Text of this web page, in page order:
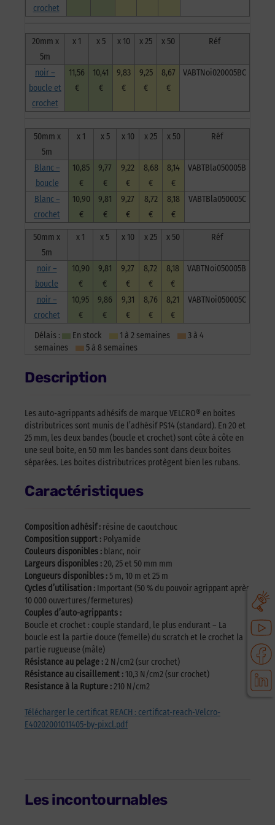
crochet
20mm x
5m
x 1 x 5 x 10 x 25 x 50 Réf
noir –
boucle et
crochet
11,56
€
10,41
€
9,83
€
9,25
€
8,67
€
VABTNoi020005BC
50mm x
5m
x 1 x 5 x 10 x 25 x 50 Réf
Blanc –
boucle
10,85
€
9,77
€
9,22
€
8,68
€
8,14
€
VABTBla050005B
Blanc –
crochet
10,90
€
9,81
€
9,27
€
8,72
€
8,18
€
VABTBla050005C
50mm x
5m
x 1 x 5 x 10 x 25 x 50 Réf
noir –
boucle
10,90
€
9,81
€
9,27
€
8,72
€
8,18
€
VABTNoi050005B
noir –
crochet
10,95
€
9,86
€
9,31
€
8,76
€
8,21
€
VABTNoi050005C
Délais : En stock 1 à 2 semaines
3 à 4
semaines
5 à 8 semaines
Description
Les auto-agrippants adhésifs de marque VELCRO® en boites
distributrices sont munis de l’adhésif PS14 (standard). En 20 et
25 mm, les deux bandes (boucle et crochet) sont côte à côte en
une seul boite, en 50 mm les bandes sont dans deux boites
séparées. Les boites distributrices protègent bien les rubans.
Caractéristiques
Composition adhésif : résine de caoutchouc
Composition support : Polyamide
Couleurs disponibles : blanc, noir
Largeurs disponibles :20, 25 et 50 mm mm
Longueurs disponibles : 5 m, 10 m et 25 m
Cycles d’utilisation : Important (50 % du pouvoir agrippant après
10 000 ouvertures/fermetures)
Couples d’auto-agrippants :
Boucle et crochet : couple standard, le plus endurant – La
boucle est la partie douce (femelle) du scratch et le crochet la
partie rugueuse (mâle)
Résistance au pelage :2 N/cm2 (sur crochet)
Résistance au cisaillement : 10,3 N/cm2 (sur crochet)
Resistance à la Rupture :210 N/cm2
Télécharger le certificat REACH : certificat-reach-Velcro-
E40202001011405-by-pixcl.pdf
Les incontournables